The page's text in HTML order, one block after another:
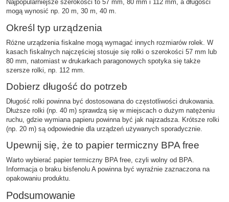
Najpopularniejsze szerokości to 57 mm, 80 mm i 112 mm, a długości
mogą wynosić np. 20 m, 30 m, 40 m.
Określ typ urządzenia
Różne urządzenia fiskalne mogą wymagać innych rozmiarów rolek. W
kasach fiskalnych najczęściej stosuje się rolki o szerokości 57 mm lub
80 mm, natomiast w drukarkach paragonowych spotyka się także
szersze rolki, np. 112 mm.
Dobierz długość do potrzeb
Długość rolki powinna być dostosowana do częstotliwości drukowania.
Dłuższe rolki (np. 40 m) sprawdzą się w miejscach o dużym natężeniu
ruchu, gdzie wymiana papieru powinna być jak najrzadsza. Krótsze rolki
(np. 20 m) są odpowiednie dla urządzeń używanych sporadycznie.
Upewnij się, że to papier termiczny BPA free
Warto wybierać papier termiczny BPA free, czyli wolny od BPA.
Informacja o braku bisfenolu A powinna być wyraźnie zaznaczona na
opakowaniu produktu.
Podsumowanie